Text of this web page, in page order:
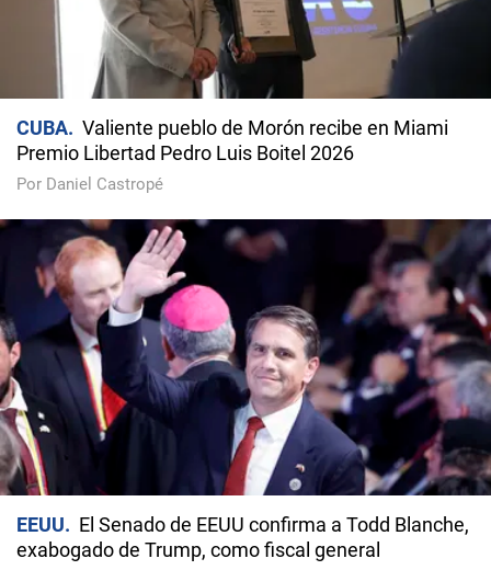
CUBA
Valiente pueblo de Morón recibe en Miami
Premio Libertad Pedro Luis Boitel 2026
Por Daniel Castropé
EEUU
El Senado de EEUU confirma a Todd Blanche,
exabogado de Trump, como fiscal general